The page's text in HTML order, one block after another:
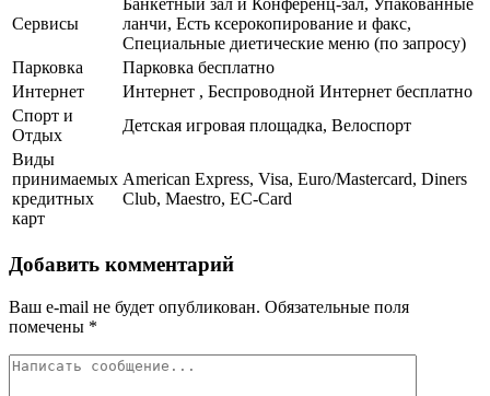
Сервисы
Банкетный зал и Конференц-зал, Упакованные
ланчи, Есть ксерокопирование и факс,
Специальные диетические меню (по запросу)
Парковка
Парковка бесплатно
Интернет
Интернет , Беспроводной Интернет бесплатно
Спорт и
Отдых
Детская игровая площадка, Велоспорт
Виды
принимаемых
кредитных
карт
American Express, Visa, Euro/Mastercard, Diners
Club, Maestro, EC-Card
Добавить комментарий
Ваш e-mail не будет опубликован. Обязательные поля
помечены *